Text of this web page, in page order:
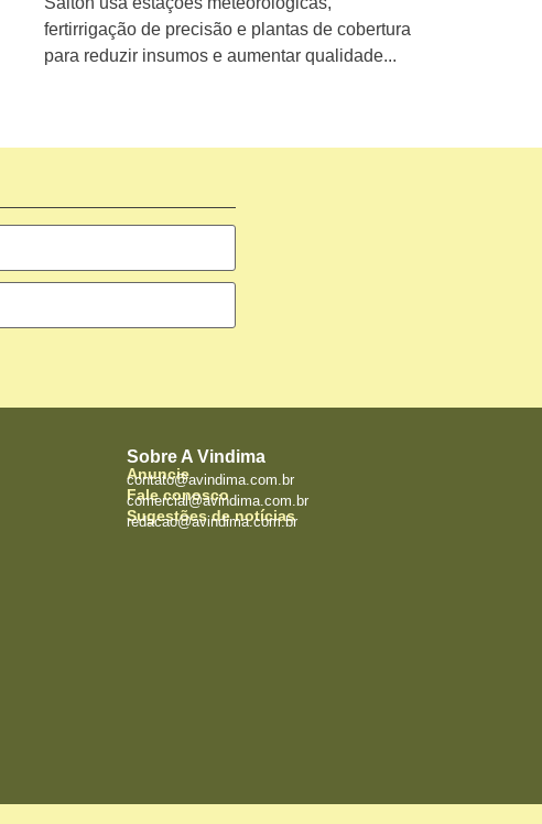
fertirrigação de precisão e plantas de cobertura
para reduzir insumos e aumentar qualidade...
Sobre A Vindima
Anuncie
contato@avindima.com.br
Fale conosco
comercial@avindima.com.br
Sugestões de notícias
redacao@avindima.com.br